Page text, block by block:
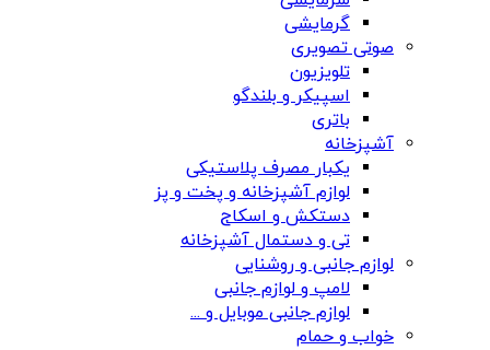
گرمایشی
صوتی تصویری
تلویزیون
اسپیکر و بلندگو
باتری
آشپزخانه
یکبار مصرف پلاستیکی
لوازم آشپزخانه و پخت و پز
دستکش و اسکاج
تی و دستمال آشپزخانه
لوازم جانبی و روشنایی
لامپ و لوازم جانبی
لوازم جانبی موبایل و ...
خواب و حمام